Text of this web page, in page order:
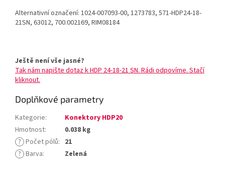
Alternativní označení: 1024-007093-00, 1273783, 571-HDP24-18-
21SN, 63012, 700.002169, RIM08184
Ještě není vše jasné?
Tak nám napište dotaz k HDP 24-18-21 SN. Rádi odpovíme. Stačí
kliknout.
Doplňkové parametry
Kategorie:
Konektory HDP20
Hmotnost:
0.038 kg
? Počet pólů: 21
? Barva: Zelená